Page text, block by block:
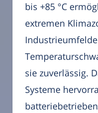
bis +85 °C
extremen
sie zuverlässig.
Systeme